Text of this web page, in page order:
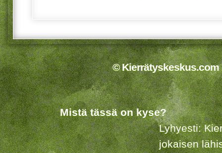
© Kierrätyskeskus.com
Mistä tässä on kyse?
Lyhyesti:
jokaisen